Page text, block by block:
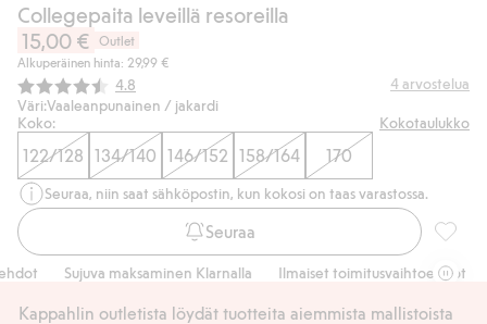
Collegepaita leveillä resoreilla
15,00 €
Outlet
Alkuperäinen hinta: 29,99 €
Keskimääräinen luokitus:
4.8 4arvostelua
Väri:Vaaleanpunainen / jakardi
Koko:
Kokotaulukko
122/128 134/140 146/152 158/164 170
Seuraa, niin saat sähköpostin, kun kokosi on taas varastossa.
Seuraa
Sujuva maksaminen Klarnalla Ilmaiset toimitusvaihtoehdot
Kappahlin outletista löydät tuotteita aiemmista mallistoista